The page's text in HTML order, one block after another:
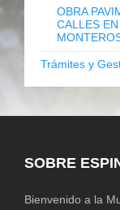
OBRA
CALLES
Trámites y
SOBRE
Bienvenido a la